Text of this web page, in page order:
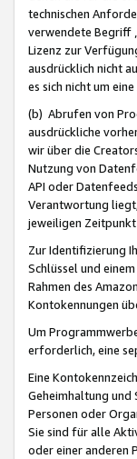
technischen
verwendete Begriff
Lizenz zur
ausdrücklich nicht
es sich nicht um
(b) Abrufen von
ausdrückliche
wir über die
Nutzung von
API oder
Verantwortung
jeweiligen
Zur Identifizierung
Schlüssel und
Rahmen des
Kontokennungen
Um
erforderlich, eine
Eine
Geheimhaltung und
Personen oder
Sie sind für alle
oder einer anderen